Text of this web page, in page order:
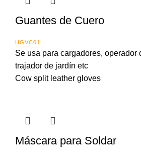
Guantes de Cuero
HGVC01
Se usa para cargadores, operador
trajador de jardín etc
Cow split leather gloves
Máscara para Soldar